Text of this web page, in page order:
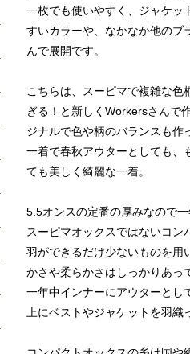
一枚でも使いやすく、ジャケッ
すいカラーや、なかなか他のブ
んで展開です。
こちらは、スーピマで複雑な色
ぎる！と新しくWorkersさんで
ジナルで色や柄のバランスも作
一着で春秋アウターとしても、
ても美しく綺麗な一着。
5.5オンスの定番の厚みなので
スーピマオックスではないコ
羽ができるだけ少ないものを用
かさや柔らかさはしっかりあっ
一年中インナーにアウターとし
上にベストやジャケットを羽織